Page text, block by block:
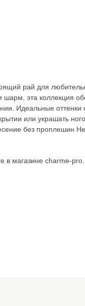
рай для
шарм, эта коллекция
Идеальные
или украшать
без проплешин
в магазине charme-